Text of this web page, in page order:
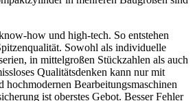
how und high-tech. So entstehen
Sowohl als individuelle
in mittelgroßen Stückzahlen als auch
Qualitätsdenken kann nur mit
hochmodernen Bearbeitungsmaschinen
ist oberstes Gebot. Besser Fehler